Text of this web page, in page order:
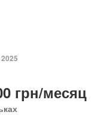
грн/месяц